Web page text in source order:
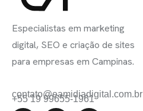
Especialistas em marketing
digital, SEO e criação de sites
para empresas em Campinas.
contato@eamidiadigital.com.br
+55 19 99655-1961